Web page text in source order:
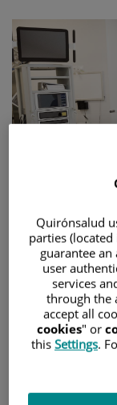
Libro
“Retos
Vitales
2024”,
editado
y
publicado
por
Doctores
19 de diciembre de
HOSPITAL
CIRUGÍA GENERAL Y
Con un artículo
ético el uso de
Quirónsalud
parties
guarantee
user
services
through the
accept all
cookies" or
this Settings.